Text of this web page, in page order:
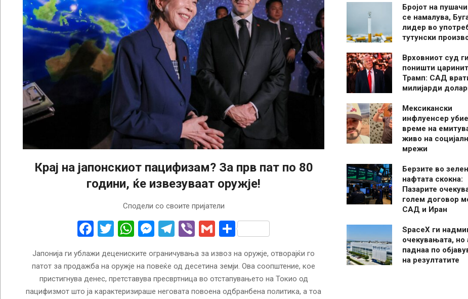
Крај на јапонскиот пацифизам? За прв пат по 80
години, ќе извезуваат оружје!
Сподели со своите пријатели
Facebook
Twitter
WhatsApp
Messenger
Telegram
ViberGmailShare
Јапонија ги ублажи децениските ограничувања за извоз на оружје, отворајќи го
патот за продажба на оружје на повеќе од десетина земји. Ова соопштение, кое
пристигнува денес, претставува пресвртница во отстапувањето на Токио од
пацифизмот што ја карактеризираше неговата повоена одбранбена политика, а тоа
Бројот на
се намалува,
лидер во
тутунски
Врховниот суд ги
поништи
Трамп: САД
милијарди
Мексикански
инфлуенсер
време на
живо на
мрежи
Берзите во
нафтата скокна:
Пазарите
голем договор
САД и Иран
SpaceX ги
очекувањата, но
паднаа по
на резултатите